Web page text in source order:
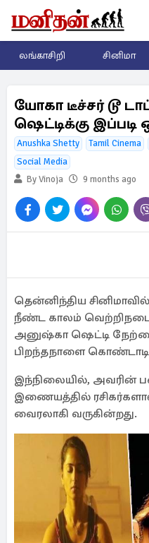
லங்காசிறி சினிமா
யோகா டீச்சர் டூ
ஷெட்டிக்கு இப்படி
Anushka Shetty Tamil Cinema
Social Media
By Vinoja
9 months ago
தென்னிந்திய
நீண்ட காலம்
அனுஷ்கா ஷெட்டி
பிறந்தநாளை
இந்நிலையில், அவரின்
இணையத்தில்
வைரலாகி வருகின்றது.